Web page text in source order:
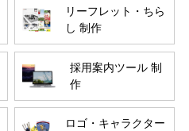
リーフレット・ちら
し 制作
採用案内ツール 制
作
ロゴ・キャラクター